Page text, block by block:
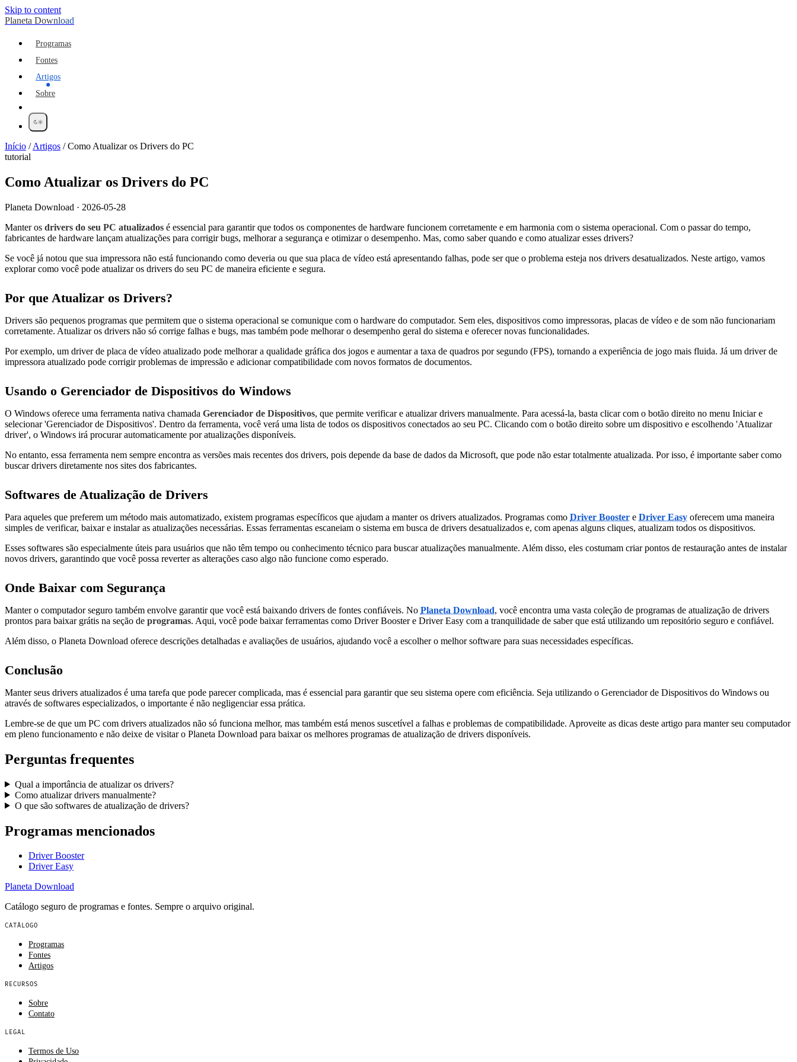
Skip to content
Planeta Download
Programas
Fontes
Artigos
Sobre
Início /Artigos /Como Atualizar os Drivers do PC
tutorial
Como Atualizar os Drivers do PC
Planeta Download · 2026-05-28
Manter os drivers do seu PC atualizados é essencial para garantir que todos os componentes de hardware funcionem corretamente e em harmonia com o sistema operacional. Com o passar do tempo,
fabricantes de hardware lançam atualizações para corrigir bugs, melhorar a segurança e otimizar o desempenho. Mas, como saber quando e como atualizar esses drivers?
Se você já notou que sua impressora não está funcionando como deveria ou que sua placa de vídeo está apresentando falhas, pode ser que o problema esteja nos drivers desatualizados. Neste artigo, vamos
explorar como você pode atualizar os drivers do seu PC de maneira eficiente e segura.
Por que Atualizar os Drivers?
Drivers são pequenos programas que permitem que o sistema operacional se comunique com o hardware do computador. Sem eles, dispositivos como impressoras, placas de vídeo e de som não funcionariam
corretamente. Atualizar os drivers não só corrige falhas e bugs, mas também pode melhorar o desempenho geral do sistema e oferecer novas funcionalidades.
Por exemplo, um driver de placa de vídeo atualizado pode melhorar a qualidade gráfica dos jogos e aumentar a taxa de quadros por segundo (FPS), tornando a experiência de jogo mais fluida. Já um driver de
impressora atualizado pode corrigir problemas de impressão e adicionar compatibilidade com novos formatos de documentos.
Usando o Gerenciador de Dispositivos do Windows
O Windows oferece uma ferramenta nativa chamada Gerenciador de Dispositivos, que permite verificar e atualizar drivers manualmente. Para acessá-la, basta clicar com o botão direito no menu Iniciar e
selecionar 'Gerenciador de Dispositivos'. Dentro da ferramenta, você verá uma lista de todos os dispositivos conectados ao seu PC. Clicando com o botão direito sobre um dispositivo e escolhendo 'Atualizar
driver', o Windows irá procurar automaticamente por atualizações disponíveis.
No entanto, essa ferramenta nem sempre encontra as versões mais recentes dos drivers, pois depende da base de dados da Microsoft, que pode não estar totalmente atualizada. Por isso, é importante saber como
buscar drivers diretamente nos sites dos fabricantes.
Softwares de Atualização de Drivers
Para aqueles que preferem um método mais automatizado, existem programas específicos que ajudam a manter os drivers atualizados. Programas como Driver Booster e Driver Easy oferecem uma maneira
simples de verificar, baixar e instalar as atualizações necessárias. Essas ferramentas escaneiam o sistema em busca de drivers desatualizados e, com apenas alguns cliques, atualizam todos os dispositivos.
Esses softwares são especialmente úteis para usuários que não têm tempo ou conhecimento técnico para buscar atualizações manualmente. Além disso, eles costumam criar pontos de restauração antes de instalar
novos drivers, garantindo que você possa reverter as alterações caso algo não funcione como esperado.
Onde Baixar com Segurança
Manter o computador seguro também envolve garantir que você está baixando drivers de fontes confiáveis. No Planeta Download, você encontra uma vasta coleção de programas de atualização de drivers
prontos para baixar grátis na seção de programas. Aqui, você pode baixar ferramentas como Driver Booster e Driver Easy com a tranquilidade de saber que está utilizando um repositório seguro e confiável.
Além disso, o Planeta Download oferece descrições detalhadas e avaliações de usuários, ajudando você a escolher o melhor software para suas necessidades específicas.
Conclusão
Manter seus drivers atualizados é uma tarefa que pode parecer complicada, mas é essencial para garantir que seu sistema opere com eficiência. Seja utilizando o Gerenciador de Dispositivos do Windows ou
através de softwares especializados, o importante é não negligenciar essa prática.
Lembre-se de que um PC com drivers atualizados não só funciona melhor, mas também está menos suscetível a falhas e problemas de compatibilidade. Aproveite as dicas deste artigo para manter seu computador
em pleno funcionamento e não deixe de visitar o Planeta Download para baixar os melhores programas de atualização de drivers disponíveis.
Perguntas frequentes
Qual a importância de atualizar os drivers?
Como atualizar drivers manualmente?
O que são softwares de atualização de drivers?
Programas mencionados
Driver Booster
Driver Easy
Planeta Download
Catálogo seguro de programas e fontes. Sempre o arquivo original.
CATÁLOGO
Programas
Fontes
Artigos
RECURSOS
Sobre
Contato
LEGAL
Termos de Uso